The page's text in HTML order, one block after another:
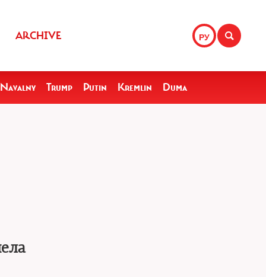
РУ
ARCHIVE
Navalny Trump Putin Kremlin Duma